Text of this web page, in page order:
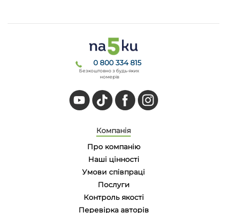
0 800 334 815
Безкоштовно з будь-яких
номерів
Компанія
Про компанію
Наші цінності
Умови співпраці
Послуги
Контроль якості
Перевірка авторів